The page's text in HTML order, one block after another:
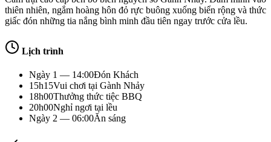
thiên nhiên, ngắm hoàng hôn đỏ rực buông xuống biển rộng và thức
giấc đón những tia nắng bình minh đầu tiên ngay trước cửa lều.
Lịch trình
Ngày 1 — 14:00Đón Khách
15h15Vui chơi tại Gành Nhảy
18h00Thưởng thức tiệc BBQ
20h00Nghỉ ngơi tại lều
Ngày 2 — 06:00Ăn sáng